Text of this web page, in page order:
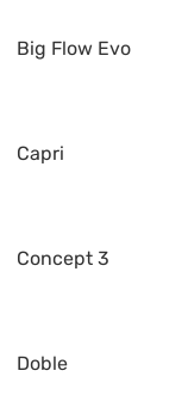
Big Flow Evo
Capri
Concept 3
Doble